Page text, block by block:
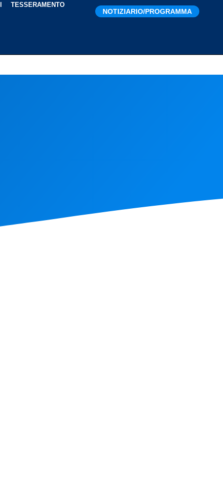
TESSERAMENTO
NOTIZIARIO/PROGRAMMA